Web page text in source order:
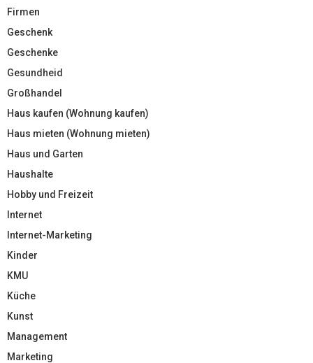
Firmen
Geschenk
Geschenke
Gesundheid
Großhandel
Haus kaufen (Wohnung kaufen)
Haus mieten (Wohnung mieten)
Haus und Garten
Haushalte
Hobby und Freizeit
Internet
Internet-Marketing
Kinder
KMU
Küche
Kunst
Management
Marketing